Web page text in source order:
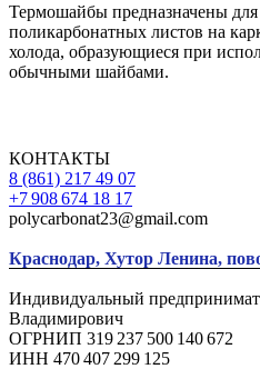
Термошайбы предназначены
поликарбонатных листов на
холода, образующиеся при
обычными шайбами.
КОНТАКТЫ
8 (861) 217 49 07
+7 908 674 18 17
polycarbonat23@gmail.com
Краснодар, Хутор Ленина,
Индивидуальный
Владимирович
ОГРНИП 319 237 500 140 672
ИНН 470 407 299 125